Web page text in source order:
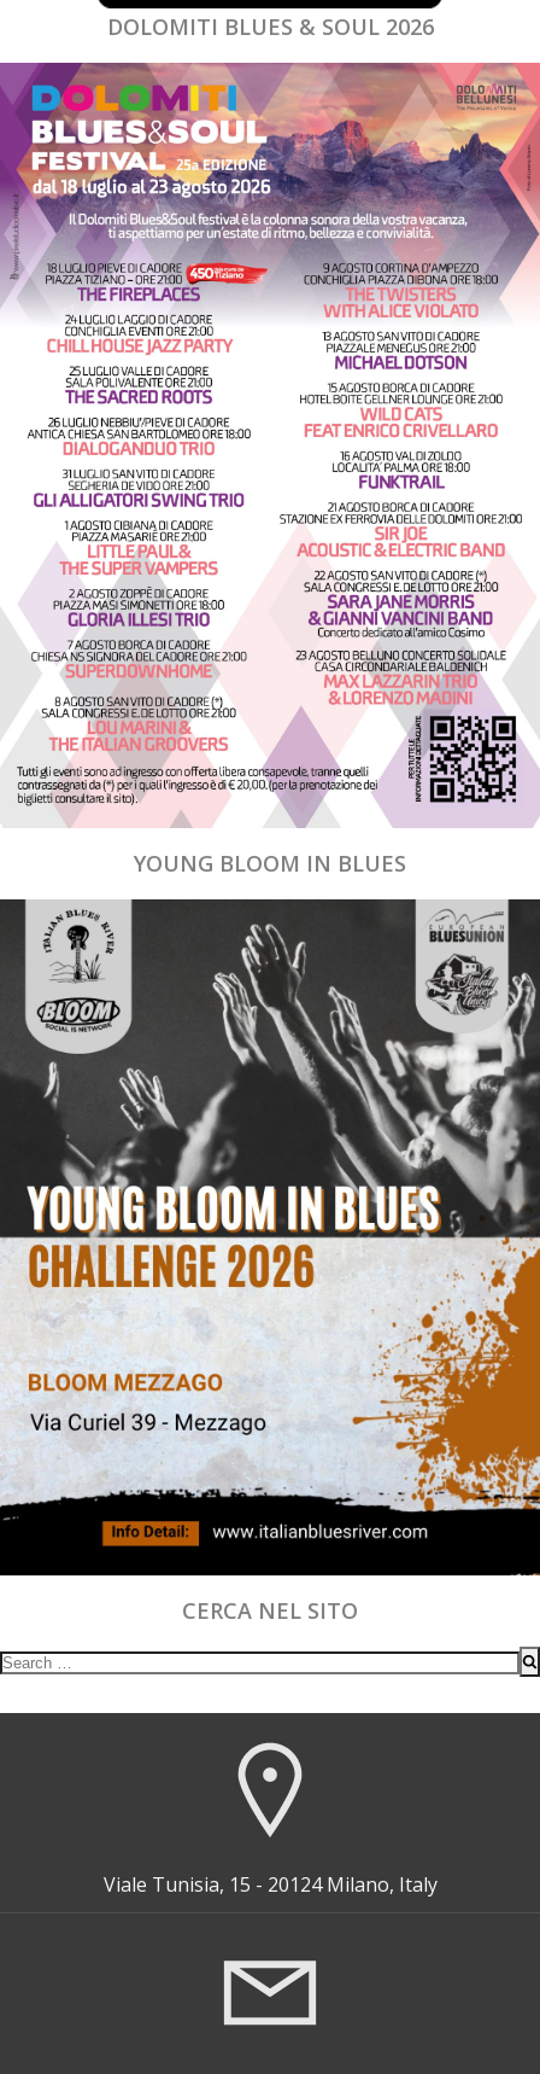
DOLOMITI BLUES & SOUL 2026
YOUNG BLOOM IN BLUES
CERCA NEL SITO
Search
Viale Tunisia, 15 - 20124 Milano, Italy